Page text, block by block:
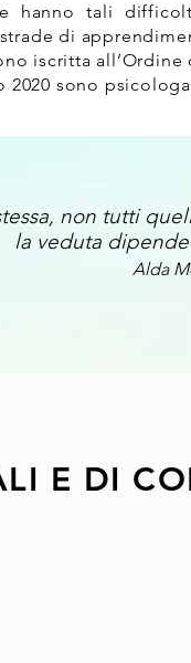
hanno tali
di
iscritta
2020 sono
non tutti
la veduta
Alda
E DI